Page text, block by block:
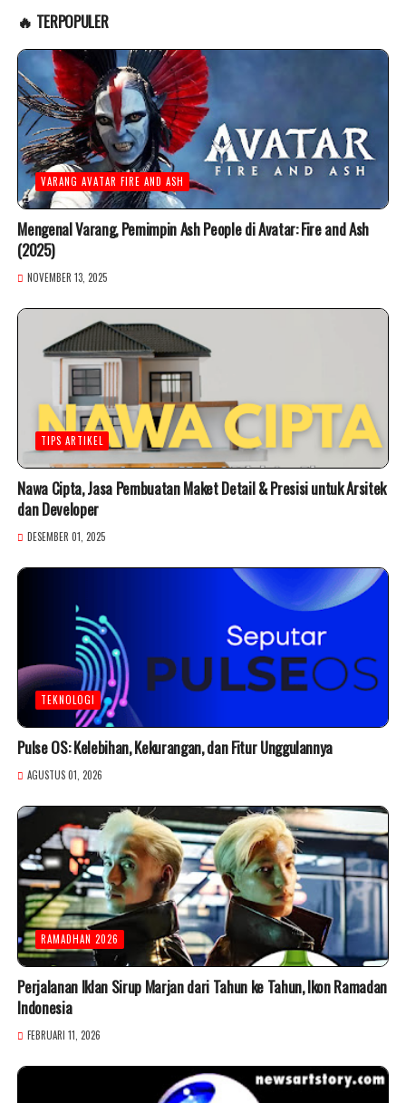
🔥 TERPOPULER
VARANG AVATAR FIRE AND ASH
Mengenal Varang, Pemimpin Ash People di Avatar: Fire and Ash
(2025)
NOVEMBER 13, 2025
TIPS ARTIKEL
Nawa Cipta, Jasa Pembuatan Maket Detail & Presisi untuk Arsitek
dan Developer
DESEMBER 01, 2025
TEKNOLOGI
Pulse OS: Kelebihan, Kekurangan, dan Fitur Unggulannya
AGUSTUS 01, 2026
RAMADHAN 2026
Perjalanan Iklan Sirup Marjan dari Tahun ke Tahun, Ikon Ramadan
Indonesia
FEBRUARI 11, 2026